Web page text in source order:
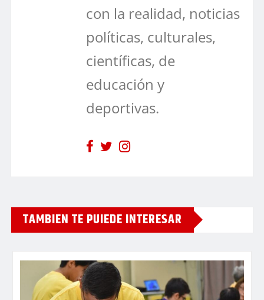
con la realidad, noticias
políticas, culturales,
científicas, de
educación y
deportivas.
TAMBIEN TE PUIEDE INTERESAR